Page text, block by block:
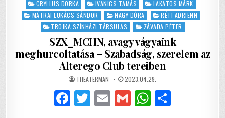
inGRYLLUS DORKA
IVANICS TAMÁS
LAKATOS MÁRK
MÁTRAI LUKÁCS SÁNDOR
NAGY DÓRA
RÉTI ADRIENN
TROJKA SZÍNHÁZI TÁRSULÁS
ZÁVADA PÉTER
SZX_MCHN, avagy vágyaink
meghurcoltatása – Szabadság, szerelem az
Alterego Club tereiben
AUTHOR:
THEATERMAN PUBLISHED
DATE:
2023.04.29.
F T E G W